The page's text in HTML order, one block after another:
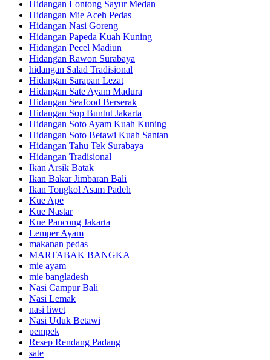
Hidangan Lontong Sayur Medan
Hidangan Mie Aceh Pedas
Hidangan Nasi Goreng
Hidangan Papeda Kuah Kuning
Hidangan Pecel Madiun
Hidangan Rawon Surabaya
hidangan Salad Tradisional
Hidangan Sarapan Lezat
Hidangan Sate Ayam Madura
Hidangan Seafood Berserak
Hidangan Sop Buntut Jakarta
Hidangan Soto Ayam Kuah Kuning
Hidangan Soto Betawi Kuah Santan
Hidangan Tahu Tek Surabaya
Hidangan Tradisional
Ikan Arsik Batak
Ikan Bakar Jimbaran Bali
Ikan Tongkol Asam Padeh
Kue Ape
Kue Nastar
Kue Pancong Jakarta
Lemper Ayam
makanan pedas
MARTABAK BANGKA
mie ayam
mie bangladesh
Nasi Campur Bali
Nasi Lemak
nasi liwet
Nasi Uduk Betawi
pempek
Resep Rendang Padang
sate